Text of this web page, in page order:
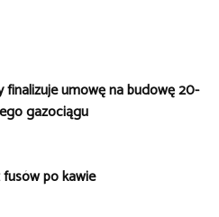
finalizuje umowę na budowę 20-
gazociągu
po kawie